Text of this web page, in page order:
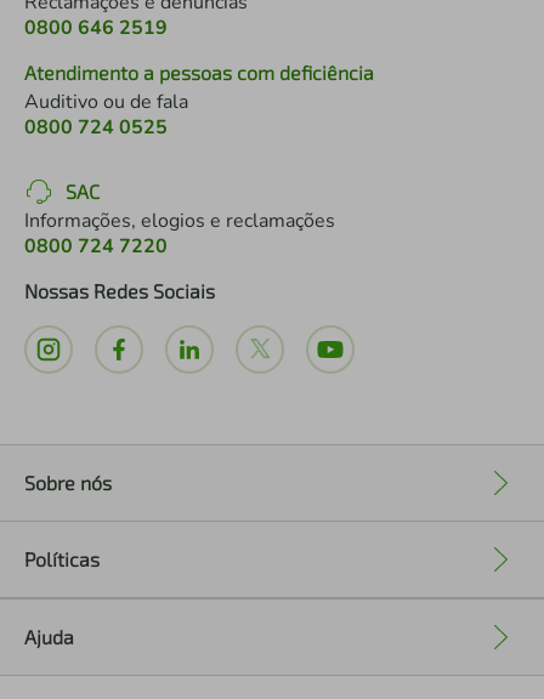
0800 646 2519
Atendimento a pessoas com deficiência
Auditivo ou de fala
0800 724 0525
SAC
Informações, elogios e reclamações
0800 724 7220
Nossas Redes Sociais
Sobre nós
Políticas
Ajuda